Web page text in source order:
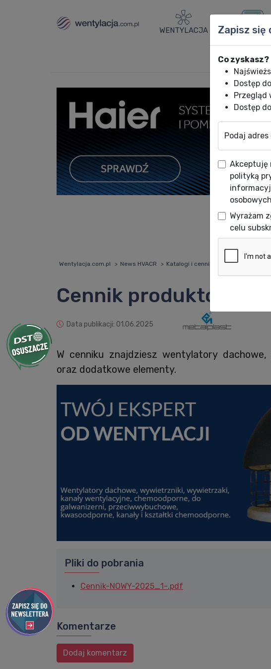
WENTYLACJA
Wentylacja.com.pl News HVACR Katalogi i cenniki HVACR Cennik
Cennik produktów
Data publikacji: 01.06.2025
W cenniku znajdziesz wentylatory dachowe,
oraz dodatkowe elementy.
Pliki do pobrania
Cennik-NOWY-2025_1-.pdf
Komentarze
Dodaj komentarz
Zapisz się
Co zyskasz?
Dostęp
Przegląd
Dostęp
Podaj
Akceptuję
polityką
osobowych
Wyrażam
celu